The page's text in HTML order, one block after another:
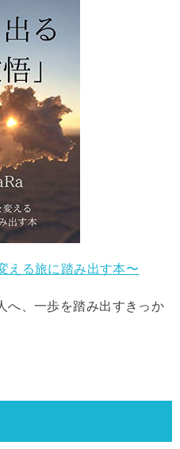
える旅に踏み出す本〜
へ、一歩を踏み出すきっか